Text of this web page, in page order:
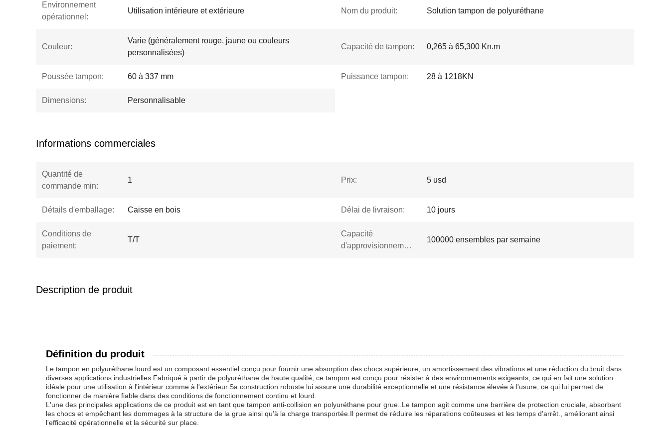
Environnement
opérationnel:
Utilisation intérieure et extérieure Nom du produit: Solution tampon de polyuréthane
Couleur:
Varie (généralement rouge, jaune ou couleurs
personnalisées)
Capacité de tampon: 0,265 à 65,300 Kn.m
Poussée tampon: 60 à 337 mm Puissance tampon: 28 à 1218KN
Dimensions: Personnalisable
Informations commerciales
Quantité de
commande min:
1 Prix: 5 usd
Détails d'emballage: Caisse en bois Délai de livraison: 10 jours
Conditions de
paiement:
T/T
Capacité
d'approvisionnement:
100000 ensembles par semaine
Description de produit
Définition du produit
Le tampon en polyuréthane lourd est un composant essentiel conçu pour fournir une absorption des chocs supérieure, un amortissement des vibrations et une réduction du bruit dans
diverses applications industrielles.Fabriqué à partir de polyuréthane de haute qualité, ce tampon est conçu pour résister à des environnements exigeants, ce qui en fait une solution
idéale pour une utilisation à l'intérieur comme à l'extérieur.Sa construction robuste lui assure une durabilité exceptionnelle et une résistance élevée à l'usure, ce qui lui permet de
fonctionner de manière fiable dans des conditions de fonctionnement continu et lourd.
L'une des principales applications de ce produit est en tant que tampon anti-collision en polyuréthane pour grue..Le tampon agit comme une barrière de protection cruciale, absorbant
les chocs et empêchant les dommages à la structure de la grue ainsi qu'à la charge transportée.Il permet de réduire les réparations coûteuses et les temps d'arrêt., améliorant ainsi
l'efficacité opérationnelle et la sécurité sur place.